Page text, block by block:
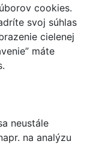
cookies.
svoj súhlas
cielenej
máte
neustále
na analýzu